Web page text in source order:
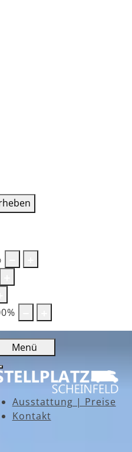
%
Menü
Ausstattung | Preise
Kontakt